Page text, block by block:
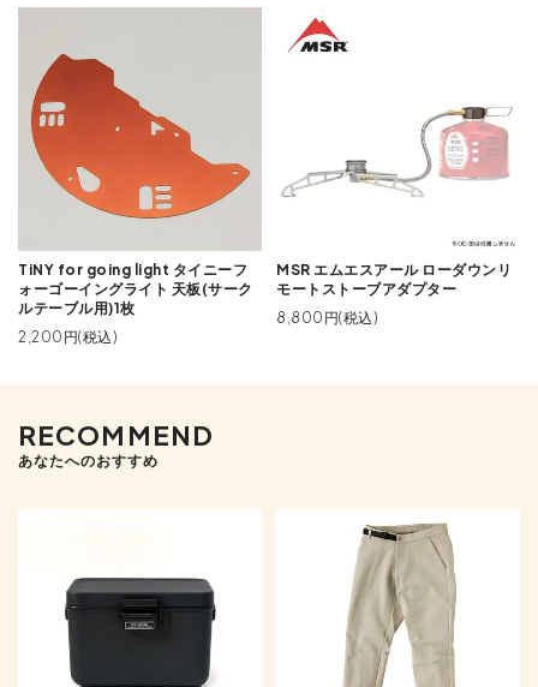
TiNY for going light タイニーフ
ォーゴーイングライト 天板(サーク
ルテーブル用)1枚
2,200円(税込)
MSR エムエスアール ローダウンリ
モートストーブアダプター
8,800円(税込)
RECOMMEND
あなたへのおすすめ